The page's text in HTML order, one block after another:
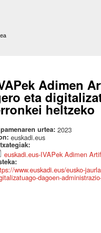
Adimen
eta
heltzeko
urtea: 2023
euskadi.eus
euskadi.eus-IVAPek Adimen
www.euskadi.eus/eusko-
dagoen-